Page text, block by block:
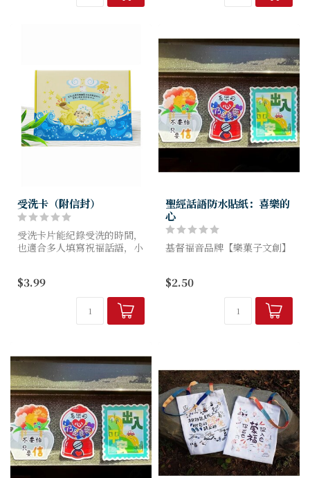
受洗卡（附信封）
受洗卡片能紀錄受洗的時間，
也適合多人填寫祝福話語，小
$3.99
聖經話語防水貼紙：喜樂的
心
基督福音品牌【樂菓子文創】
款插畫風格的設計!
喜樂的心款、只要信款、不為
憂慮款、剛強壯膽款、出入平
$2.50